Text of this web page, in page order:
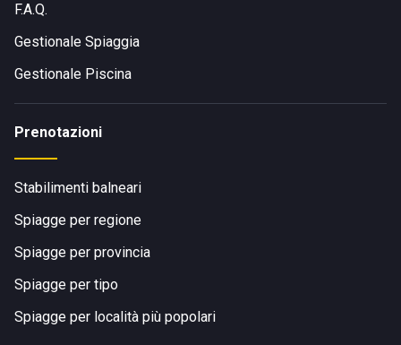
F.A.Q.
Gestionale Spiaggia
Gestionale Piscina
Prenotazioni
Stabilimenti balneari
Spiagge per regione
Spiagge per provincia
Spiagge per tipo
Spiagge per località più popolari